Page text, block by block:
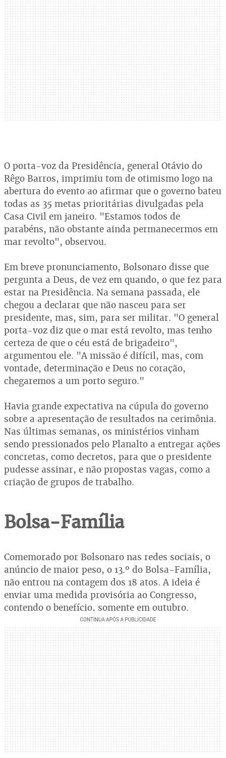
O porta-voz da Presidência, general Otávio do
Rêgo Barros, imprimiu tom de otimismo logo na
abertura do evento ao afirmar que o governo bateu
todas as 35 metas prioritárias divulgadas pela
Casa Civil em janeiro. "Estamos todos de
parabéns, não obstante ainda permanecermos em
mar revolto", observou.
Em breve pronunciamento, Bolsonaro disse que
pergunta a Deus, de vez em quando, o que fez para
estar na Presidência. Na semana passada, ele
chegou a declarar que não nasceu para ser
presidente, mas, sim, para ser militar. "O general
porta-voz diz que o mar está revolto, mas tenho
certeza de que o céu está de brigadeiro",
argumentou ele. "A missão é difícil, mas, com
vontade, determinação e Deus no coração,
chegaremos a um porto seguro."
Havia grande expectativa na cúpula do governo
sobre a apresentação de resultados na cerimônia.
Nas últimas semanas, os ministérios vinham
sendo pressionados pelo Planalto a entregar ações
concretas, como decretos, para que o presidente
pudesse assinar, e não propostas vagas, como a
criação de grupos de trabalho.
Bolsa-Família
Comemorado por Bolsonaro nas redes sociais, o
anúncio de maior peso, o 13.º do Bolsa-Família,
não entrou na contagem dos 18 atos. A ideia é
enviar uma medida provisória ao Congresso,
contendo o benefício, somente em outubro.